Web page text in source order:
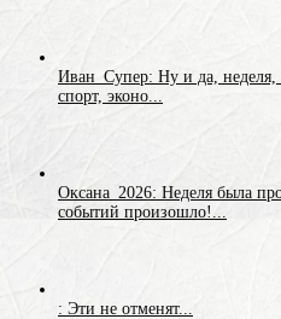
Иван_Супер: Ну и да, неделя,
спорт, эконо...
Оксана_2026: Неделя была
событий произошло!...
: Эти не отменят...